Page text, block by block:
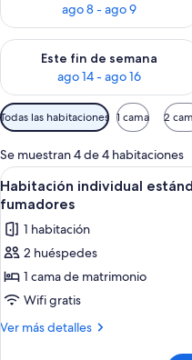
ago 8 - ago 9
Este fin de semana
ago 14 - ago 16
Consulta la disponibilidad
Filtros
disponibles
para
las
habitaciones
Todas las habitaciones 1 cama 2
Se muestran 4 de 4 habitaciones
Abrir
todas
las
fotos
de
Habitación
individual
estándar,
6
Habitación individual
fumadores
1 habitación
2 huéspedes
1 cama de matrimonio
Wifi gratis
Ver más detalles
Más